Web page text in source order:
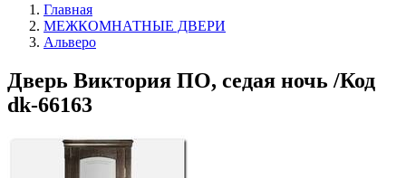
Главная
МЕЖКОМНАТНЫЕ ДВЕРИ
Альверо
Дверь Виктория ПО, седая ночь /Код
dk-66163